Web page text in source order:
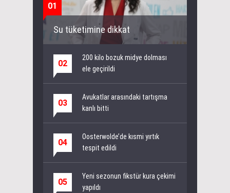
01
Su tüketimine dikkat
02
200 kilo bozuk midye dolması
ele geçirildi
03
Avukatlar arasındaki tartışma
kanlı bitti
04
Oosterwolde’de kısmi yırtık
tespit edildi
05
Yeni sezonun fikstür kura çekimi
yapıldı